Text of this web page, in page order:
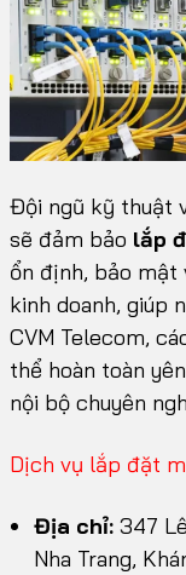
Đội ngũ kỹ thuật
sẽ đảm bảo lắp
ổn định, bảo mật
kinh doanh, giúp
CVM Telecom,
thể hoàn toàn
nội bộ chuyên
Dịch vụ lắp đặt
Địa chỉ: 347
Nha Trang,